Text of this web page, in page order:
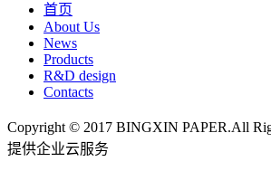
首页
About Us
News
Products
R&D design
Contacts
Copyright © 2017 BINGXIN PAPER.All
提供企业云服务